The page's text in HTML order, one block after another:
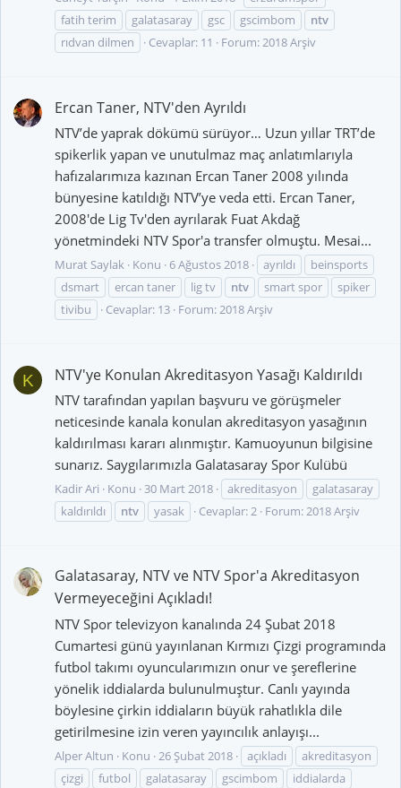
fatih terim
galatasaray gsc gscimbom
ntv
rıdvan dilmen
Cevaplar: 11 Forum:2018 Arşiv
Ercan Taner, NTV'den Ayrıldı
NTV’de yaprak dökümü sürüyor… Uzun yıllar TRT’de
spikerlik yapan ve unutulmaz maç anlatımlarıyla
hafızalarımıza kazınan Ercan Taner 2008 yılında
bünyesine katıldığı NTV’ye veda etti. Ercan Taner,
2008'de Lig Tv'den ayrılarak Fuat Akdağ
yönetmindeki NTV Spor'a transfer olmuştu. Mesai...
Murat Saylak Konu 6 Ağustos 2018 ayrıldı
beinsports
dsmart
ercan taner lig tv ntv smart spor
spiker
tivibu
Cevaplar: 13 Forum:2018 Arşiv
K NTV'ye Konulan Akreditasyon Yasağı Kaldırıldı
NTV tarafından yapılan başvuru ve görüşmeler
neticesinde kanala konulan akreditasyon yasağının
kaldırılması kararı alınmıştır. Kamuoyunun bilgisine
sunarız. Saygılarımızla Galatasaray Spor Kulübü
Kadir Ari Konu 30 Mart 2018 akreditasyon
galatasaray
kaldırıldı
ntv yasak Cevaplar: 2 Forum:2018 Arşiv
Galatasaray, NTV ve NTV Spor'a Akreditasyon
Vermeyeceğini Açıkladı!
NTV Spor televizyon kanalında 24 Şubat 2018
Cumartesi günü yayınlanan Kırmızı Çizgi programında
futbol takımı oyuncularımızın onur ve şereflerine
yönelik iddialarda bulunulmuştur. Canlı yayında
böylesine çirkin iddiaların büyük rahatlıkla dile
getirilmesine izin veren yayıncılık anlayışı...
Alper Altun Konu 26 Şubat 2018 açıkladı
akreditasyon
çizgi
futbol galatasaray gscimbom
iddialarda